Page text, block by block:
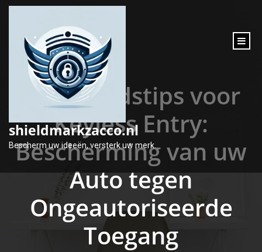
inhoud
shieldmarkzacco.nl
Bescherm uw ideeën, versterk uw merk.
Veiligheidstips voor
Keyless Entry:
Bescherming van uw
Auto tegen
Ongeautoriseerde
Toegang